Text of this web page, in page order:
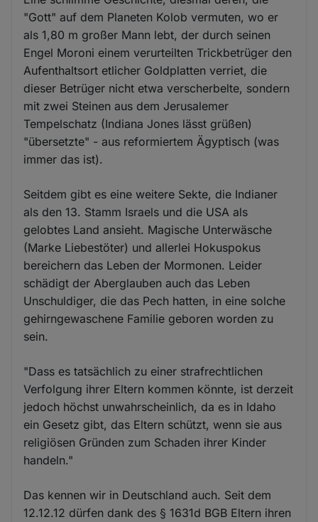
"Gott" auf dem Planeten Kolob vermuten, wo er
als 1,80 m großer Mann lebt, der durch seinen
Engel Moroni einem verurteilten Trickbetrüger den
Aufenthaltsort etlicher Goldplatten verriet, die
dieser Betrüger nicht etwa verscherbelte, sondern
mit zwei Steinen aus dem Jerusalemer
Tempelschatz (Indiana Jones lässt grüßen)
"übersetzte" - aus reformiertem Ägyptisch (was
immer das ist).
Seitdem gibt es eine weitere Sekte, die Indianer
als den 13. Stamm Israels und die USA als
gelobtes Land ansieht. Magische Unterwäsche
(Marke Liebestöter) und allerlei Hokuspokus
bereichern das Leben der Mormonen. Leider
schädigt der Aberglauben auch das Leben
Unschuldiger, die das Pech hatten, in eine solche
gehirngewaschene Familie geboren worden zu
sein.
"Dass es tatsächlich zu einer strafrechtlichen
Verfolgung ihrer Eltern kommen könnte, ist derzeit
jedoch höchst unwahrscheinlich, da es in Idaho
ein Gesetz gibt, das Eltern schützt, wenn sie aus
religiösen Gründen zum Schaden ihrer Kinder
handeln."
Das kennen wir in Deutschland auch. Seit dem
12.12.12 dürfen dank des § 1631d BGB Eltern ihren